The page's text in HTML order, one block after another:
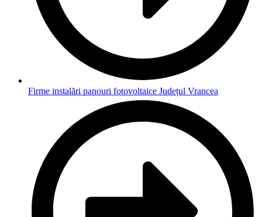
Firme instalări panouri fotovoltaice Județul Vrancea